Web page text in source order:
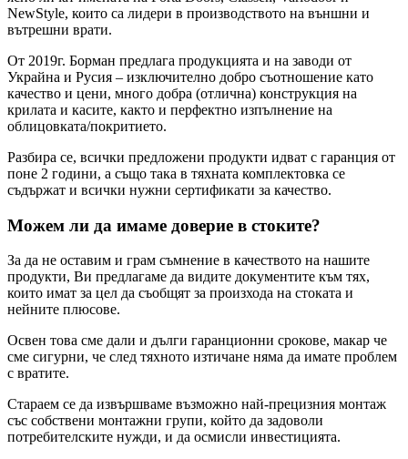
NewStyle, които са лидери в производството на външни и
вътрешни врати.
От 2019г. Борман предлага продукцията и на заводи от
Украйна и Русия – изключително добро съотношение като
качество и цени, много добра (отлична) конструкция на
крилата и касите, както и перфектно изпълнение на
облицовката/покритието.
Разбира се, всички предложени продукти идват с гаранция от
поне 2 години, а също така в тяхната комплектовка се
съдържат и всички нужни сертификати за качество.
Можем ли да имаме доверие в стоките?
За да не оставим и грам съмнение в качеството на нашите
продукти, Ви предлагаме да видите документите към тях,
които имат за цел да съобщят за произхода на стоката и
нейните плюсове.
Освен това сме дали и дълги гаранционни срокове, макар че
сме сигурни, че след тяхното изтичане няма да имате проблем
с вратите.
Стараем се да извършваме възможно най-прецизния монтаж
със собствени монтажни групи, който да задоволи
потребителските нужди, и да осмисли инвестицията.